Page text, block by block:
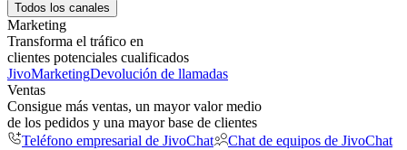
Todos los canales
Marketing
Transforma el tráfico en
clientes potenciales cualificados
JivoMarketingDevolución de llamadas
Ventas
Consigue más ventas, un mayor valor medio
de los pedidos y una mayor base de clientes
Teléfono empresarial de JivoChat
Chat de equipos de JivoChat